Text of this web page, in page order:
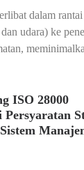
dalam
udara) ke
ISO 28000